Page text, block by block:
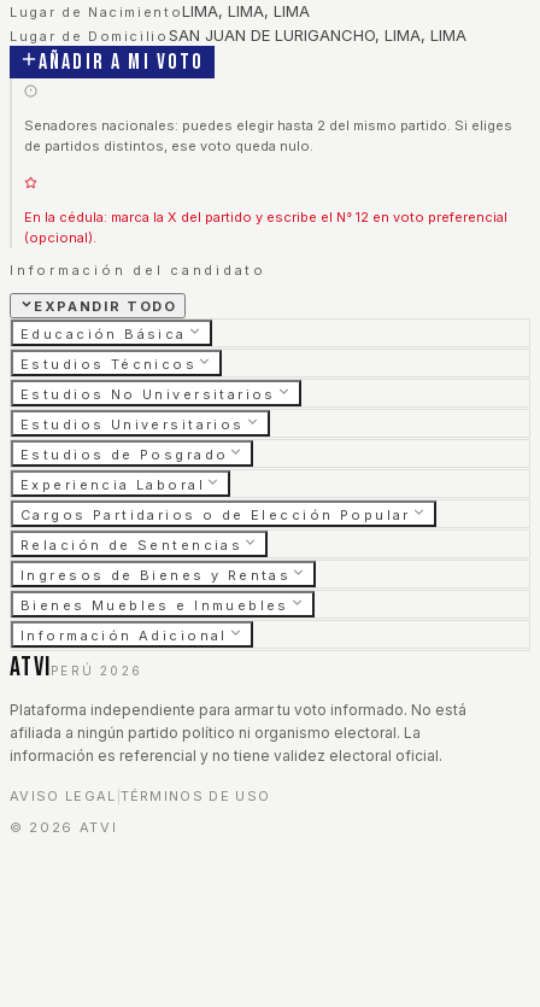
Lugar de NacimientoLIMA, LIMA, LIMA
Lugar de Domicilio SAN JUAN DE LURIGANCHO, LIMA, LIMA
Añadir a mi voto
Senadores nacionales: puedes elegir hasta 2 del mismo partido. Si eliges
de partidos distintos, ese voto queda nulo.
En la cédula: marca la X del partido y escribe el N° 12 en voto preferencial
(opcional).
Información del candidato
EXPANDIR TODO
Educación Básica
Estudios Técnicos
Estudios No Universitarios
Estudios Universitarios
Estudios de Posgrado
Experiencia Laboral
Cargos Partidarios o de Elección Popular
Relación de Sentencias
Ingresos de Bienes y Rentas
Bienes Muebles e Inmuebles
Información Adicional
ATVI PERÚ 2026
Plataforma independiente para armar tu voto informado. No está
afiliada a ningún partido político ni organismo electoral. La
información es referencial y no tiene validez electoral oficial.
AVISO LEGAL TÉRMINOS DE USO
© 2026 ATVI